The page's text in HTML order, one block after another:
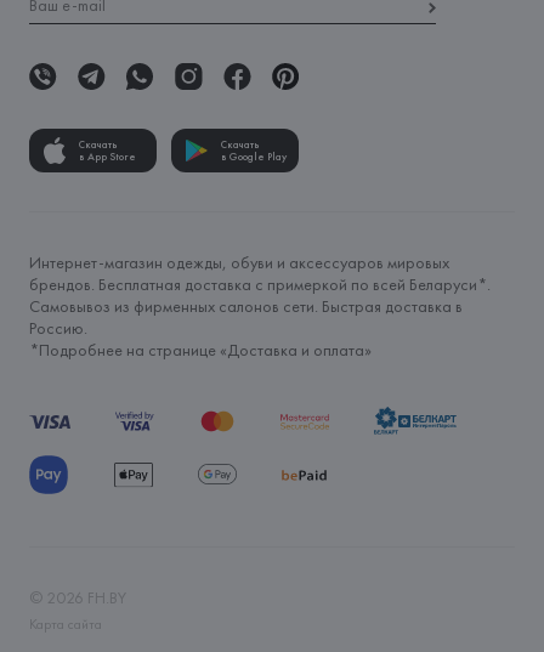
Скачать
в App Store
Скачать
в Google Play
Интернет-магазин одежды, обуви и аксессуаров мировых
брендов. Бесплатная доставка с примеркой по всей Беларуси*.
Самовывоз из фирменных салонов сети. Быстрая доставка в
Россию.
*Подробнее на странице «Доставка и оплата»
© 2026 FH.BY
Карта сайта